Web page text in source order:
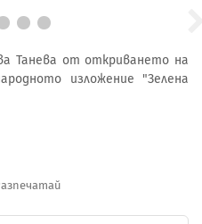
Танева от откриването на
изложение "Зелена